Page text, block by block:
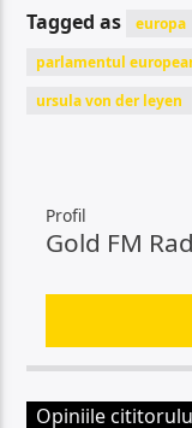
Tagged as europa
parlamentul
ursula von der leyen
Profil
Gold FM
Opiniile